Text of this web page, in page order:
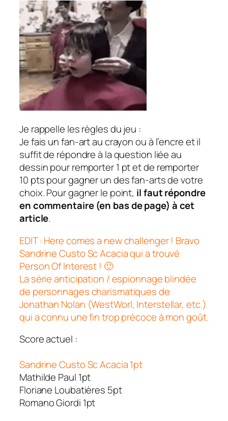
Je rappelle les règles du jeu :
Je fais un fan-art au crayon ou à l’encre et il
suffit de répondre à la question liée au
dessin pour remporter 1 pt et de remporter
10 pts pour gagner un des fan-arts de votre
choix. Pour gagner le point, il faut répondre
en commentaire (en bas de page) à cet
article.
EDIT : Here comes a new challenger ! Bravo
Sandrine Custo Sc Acacia qui a trouvé
Person Of Interest ! 🙂
La série anticipation / espionnage blindée
de personnages charismatiques de
Jonathan Nolan (WestWorl, Interstellar, etc.)
qui a connu une fin trop précoce à mon goût.
Score actuel :
Sandrine Custo Sc Acacia 1pt
Mathilde Paul 1pt
Floriane Loubatières 5pt
Romano Giordi 1pt